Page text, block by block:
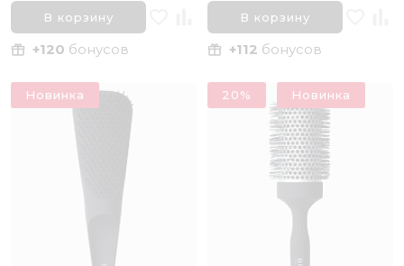
рядов BRUAR FLEXY
В корзину
+120 бонусов
THERMO, диаметр 25 мм
В корзину
+112 бонусов
Новинка 20% Новинка